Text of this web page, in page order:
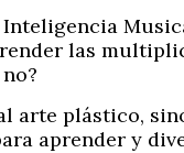
las
arte plástico,
aprender y